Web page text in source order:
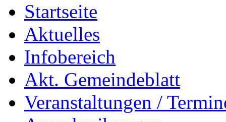
Startseite
Aktuelles
Infobereich
Akt. Gemeindeblatt
Veranstaltungen /